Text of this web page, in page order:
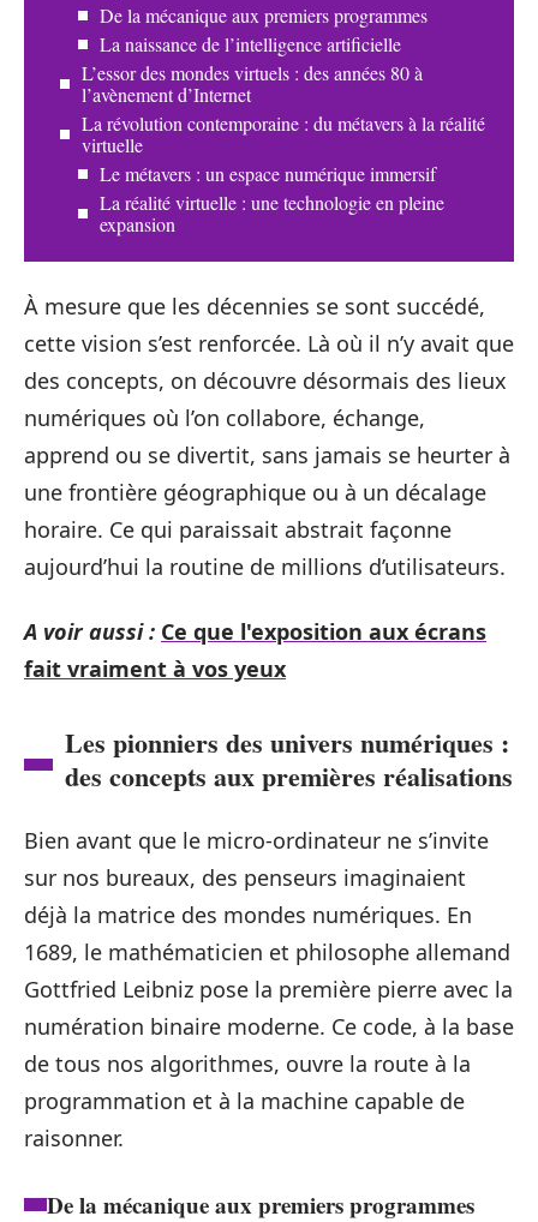
De la mécanique aux premiers programmes
La naissance de l’intelligence artificielle
L’essor des mondes virtuels : des années 80 à
l’avènement d’Internet
La révolution contemporaine : du métavers à la réalité
virtuelle
Le métavers : un espace numérique immersif
La réalité virtuelle : une technologie en pleine
expansion
À mesure que les décennies se sont succédé,
cette vision s’est renforcée. Là où il n’y avait que
des concepts, on découvre désormais des lieux
numériques où l’on collabore, échange,
apprend ou se divertit, sans jamais se heurter à
une frontière géographique ou à un décalage
horaire. Ce qui paraissait abstrait façonne
aujourd’hui la routine de millions d’utilisateurs.
A voir aussi : Ce que l'exposition aux écrans
fait vraiment à vos yeux
Les pionniers des univers numériques :
des concepts aux premières réalisations
Bien avant que le micro-ordinateur ne s’invite
sur nos bureaux, des penseurs imaginaient
déjà la matrice des mondes numériques. En
1689, le mathématicien et philosophe allemand
Gottfried Leibniz pose la première pierre avec la
numération binaire moderne. Ce code, à la base
de tous nos algorithmes, ouvre la route à la
programmation et à la machine capable de
raisonner.
De la mécanique aux premiers programmes